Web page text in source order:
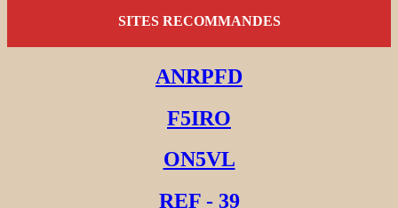
SITES RECOMMANDES
ANRPFD
F5IRO
ON5VL
REF - 39